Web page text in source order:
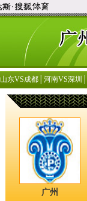
山东VS成都 河南VS深圳
广州